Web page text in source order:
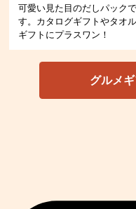
可愛い見た目のだしパックで
す。カタログギフトやタオル
ギフトにプラスワン！
グルメ